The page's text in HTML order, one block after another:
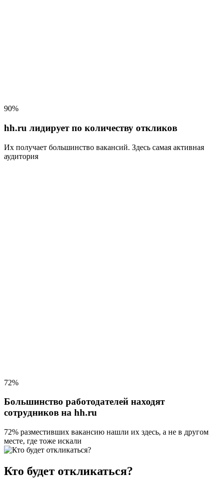
90%
hh.ru лидирует по количеству откликов
Их получает большинство вакансий. Здесь самая активная
аудитория
72%
Большинство работодателей находят
сотрудников на hh.ru
72% разместивших вакансию нашли их здесь, а не в другом
месте, где тоже искали
Кто будет откликаться?